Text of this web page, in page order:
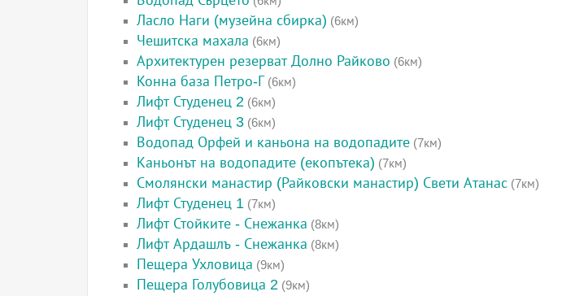
Ласло Наги (музейна сбирка) (6км)
Чешитска махала (6км)
Архитектурен резерват Долно Райково (6км)
Конна база Петро-Г (6км)
Лифт Студенец 2 (6км)
Лифт Студенец 3 (6км)
Водопад Орфей и каньона на водопадите (7км)
Каньонът на водопадите (екопътека) (7км)
Смолянски манастир (Райковски манастир) Свети Атанас (7км)
Лифт Студенец 1 (7км)
Лифт Стойките - Снежанка (8км)
Лифт Ардашлъ - Снежанка (8км)
Пещера Ухловица (9км)
Пещера Голубовица 2 (9км)